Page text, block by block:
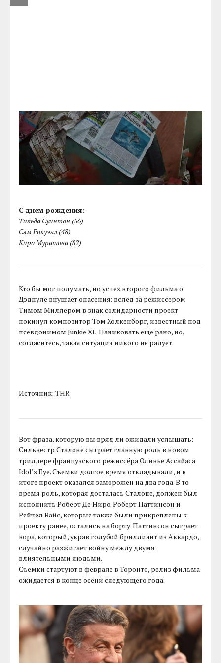
С днем рождения:
Тильда Суинтон (56)
Сэм Рокуэлл (48)
Кира Муратова (82)
Кто бы мог подумать, но успех второго фильма о
Дэдпуле внушает опасения: вслед за режиссером
Тимом Миллером в знак солидарности проект
покинул композитор Том Холкенборг, известный под
псевдонимом Junkie XL. Паниковать еще рано, но,
согласитесь, такая ситуация никого не радует.
Источник:THR
Вот фраза, которую вы вряд ли ожидали услышать:
Сильвестр Сталоне сыграет главную роль в новом
триллере французского режиссёра Оливье Ассайаса
Idol’s Eye. Съемки долгое время откладывали, и в
итоге проект оказался заморожен на два года. В то
время роль, которая досталась Сталоне, должен был
исполнить Роберт Де Ниро. Роберт Паттинсон и
Рейчел Вайс, которые также были прикреплены к
проекту ранее, остались на борту. Паттинсон сыграет
вора, который, украв голубой бриллиант из Аккардо,
случайно разжигает войну между двумя
влиятельными людьми.
Съемки стартуют в феврале в Торонто, релиз фильма
ожидается в конце осени следующего года.